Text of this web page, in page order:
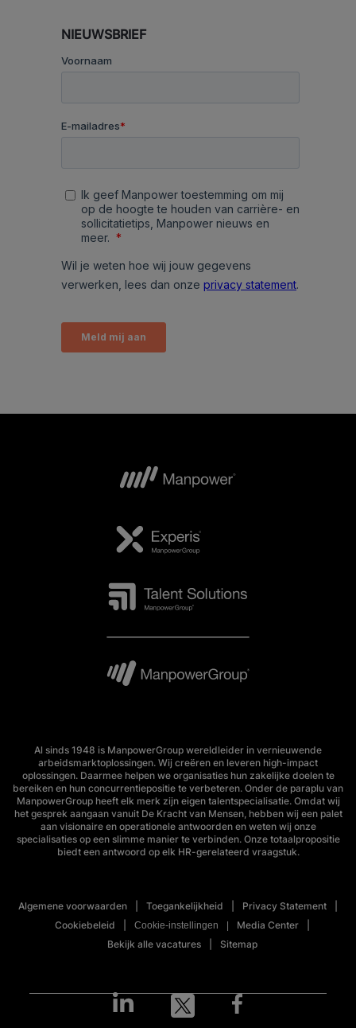
NIEUWSBRIEF
Al sinds 1948 is ManpowerGroup wereldleider in vernieuwende
arbeidsmarktoplossingen. Wij creëren en leveren high-impact
oplossingen. Daarmee helpen we organisaties hun zakelijke doelen te
bereiken en hun concurrentiepositie te verbeteren. Onder de paraplu van
ManpowerGroup heeft elk merk zijn eigen talentspecialisatie. Omdat wij
het gesprek aangaan vanuit De Kracht van Mensen, hebben wij een palet
aan visionaire en operationele antwoorden en weten wij onze
specialisaties op een slimme manier te verbinden. Onze totaalpropositie
biedt een antwoord op elk HR-gerelateerd vraagstuk.
Algemene voorwaarden Toegankelijkheid
Privacy Statement
Cookiebeleid
Cookie-instellingen
Media Center
Bekijk alle vacatures
Sitemap